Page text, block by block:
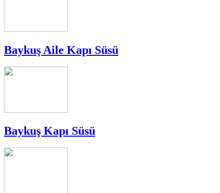
Baykuş Aile Kapı Süsü
Baykuş Kapı Süsü